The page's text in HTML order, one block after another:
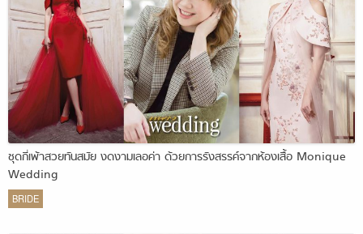
ชุดกี่เพ้าสวยทันสมัย งดงามเลอค่า ด้วยการรังสรรค์จากห้องเสื้อ Monique
Wedding
BRIDE